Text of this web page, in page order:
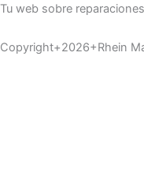
Tu web sobre
Copyright+2026+Rhein